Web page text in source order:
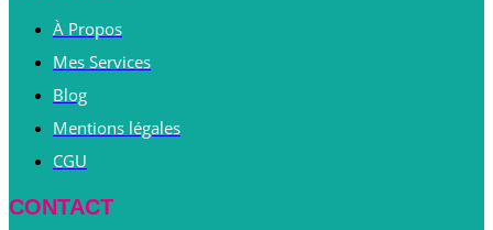
À Propos
Mes Services
Blog
Mentions légales
CGU
CONTACT